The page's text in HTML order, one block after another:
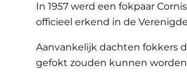
In 1957 werd een fokpaar
officieel erkend in de
Aanvankelijk dachten fokkers
gefokt zouden kunnen